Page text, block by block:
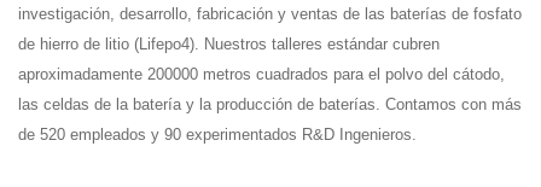
investigación, desarrollo, fabricación y ventas de las baterías de fosfato
de hierro de litio (Lifepo4). Nuestros talleres estándar cubren
aproximadamente 200000 metros cuadrados para el polvo del cátodo,
las celdas de la batería y la producción de baterías. Contamos con más
de 520 empleados y 90 experimentados R&D Ingenieros.